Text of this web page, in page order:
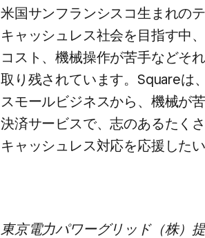
米国サンフランシスコ生まれの​
キャッシュレス社会を​目指す中
コスト、​機械​操作が​苦手など​そ
取り残されています。​Squareは
スモールビジネスから、​機械が​
決済サービスで、​志の​ある​たく
キャッシュレス対応を​応援した
東京電力パワーグリッド（株）​